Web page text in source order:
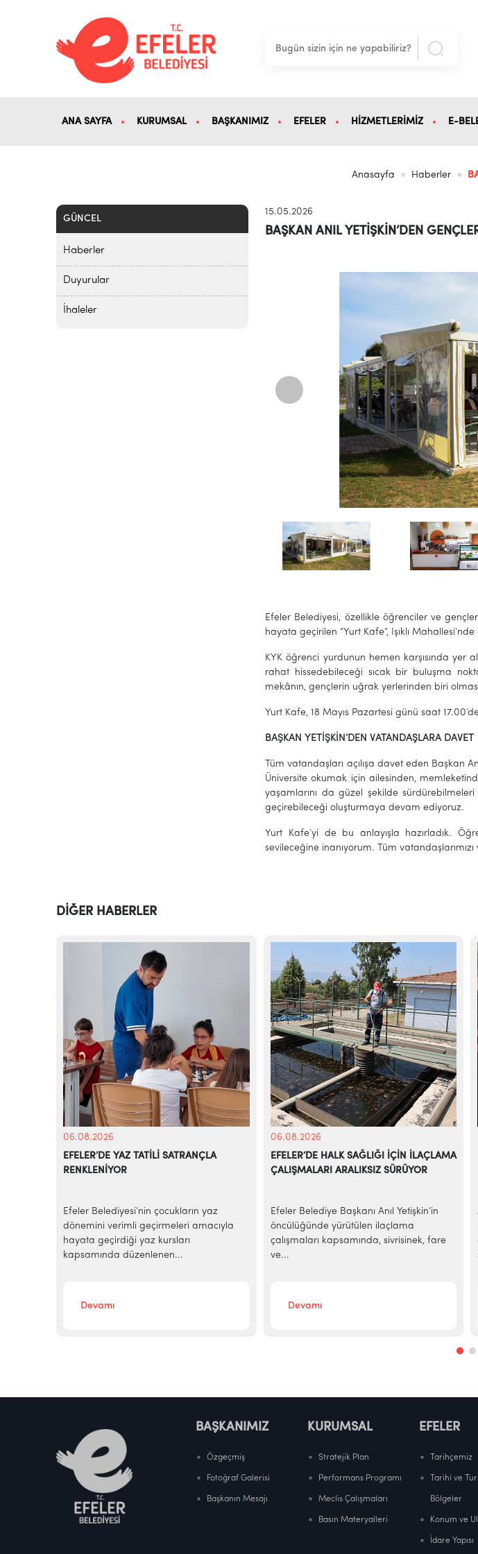
ANA SAYFA KURUMSAL BAŞKANIMIZ EFELER HİZMETLERİMİZ E-
Anasayfa Haberler
GÜNCEL
Haberler
Duyurular
İhaleler
15.05.2026
BAŞKAN ANIL YETİŞKİN’DEN
Efeler Belediyesi, özellikle öğrenciler ve
hayata geçirilen “Yurt Kafe”, Işıklı
KYK öğrenci yurdunun hemen karşısında
rahat hissedebileceği sıcak bir buluşma
mekânın, gençlerin uğrak yerlerinden biri
Yurt Kafe, 18 Mayıs Pazartesi günü saat
BAŞKAN YETİŞKİN’DEN VATANDAŞLARA DAVET
Tüm vatandaşları açılışa davet eden Başkan
Üniversite okumak için ailesinden,
yaşamlarını da güzel şekilde
geçirebileceği oluşturmaya devam ediyoruz.
Yurt Kafe’yi de bu anlayışla hazırladık.
sevileceğine inanıyorum. Tüm
DİĞER HABERLER
06.08.2026
EFELER’DE YAZ TATİLİ SATRANÇLA
RENKLENİYOR
Efeler Belediyesi’nin çocukların yaz
dönemini verimli geçirmeleri amacıyla
hayata geçirdiği yaz kursları
kapsamında düzenlenen...
Devamı
06.08.2026
EFELER’DE HALK SAĞLIĞI İÇİN İLAÇLAMA
ÇALIŞMALARI ARALIKSIZ SÜRÜYOR
Efeler Belediye Başkanı Anıl Yetişkin’in
öncülüğünde yürütülen ilaçlama
çalışmaları kapsamında, sivrisinek, fare
ve...
Devamı
BAŞKANIMIZ
Özgeçmiş
Fotoğraf Galerisi
Başkanın Mesajı
KURUMSAL
Stratejik Plan
Performans Programı
Meclis Çalışmaları
Basın Materyalleri
EFELER
Tarihçemiz
Tarihi ve
Bölgeler
Konum ve
İdare Yapısı